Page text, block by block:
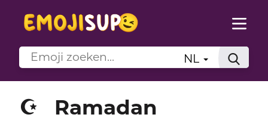
NL
☪️ Ramadan